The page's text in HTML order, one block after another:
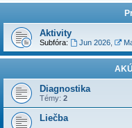
Aktivity
Subfóra: Jun 2026,
Diagnostika
Témy: 2
Liečba